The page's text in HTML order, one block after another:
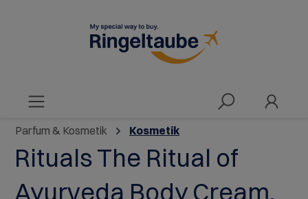
Parfum & Kosmetik Kosmetik
Rituals The Ritual of
Ayurveda Body Cream,